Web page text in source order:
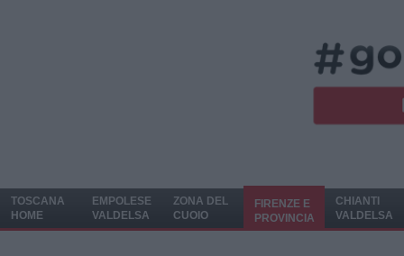
TOSCANA
HOME
EMPOLESE
VALDELSA
ZONA DEL
CUOIO
FIRENZE E
PROVINCIA
CHIANTI
VALDELSA